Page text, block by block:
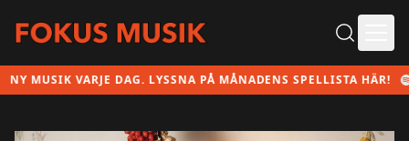
VARJE DAG. LYSSNA PÅ MÅNADENS SPELLISTA HÄR!